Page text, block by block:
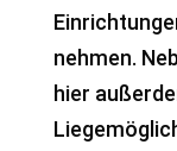
nehmen.
hier